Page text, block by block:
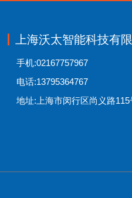
上海沃太智能科技有
手机:02167757967
电话:13795364767
地址:上海市闵行区尚义路115